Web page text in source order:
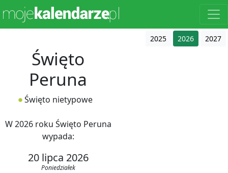
2025 2026 2027
Święto
Peruna
Święto nietypowe
W 2026 roku Święto Peruna
wypada:
20 lipca 2026
Poniedziałek